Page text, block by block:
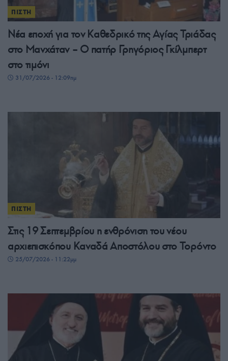
ΠΙΣΤΗ
Νέα εποχή για τον Καθεδρικό της Αγίας Τριάδας
στο Μανχάταν – O πατήρ Γρηγόριος Γκίλμπερτ
στο τιμόνι
31/07/2026 - 12:09πμ
ΠΙΣΤΗ
Στις 19 Σεπτεμβρίου η ενθρόνιση του νέου
αρχιεπισκόπου Καναδά Αποστόλου στο Τορόντο
25/07/2026 - 11:22μμ